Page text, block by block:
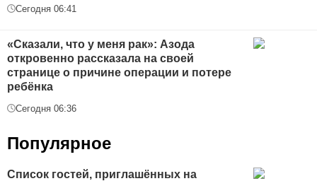
Сегодня 06:41
«Сказали, что у меня рак»: Азода
откровенно рассказала на своей
странице о причине операции и потере
ребёнка
Сегодня 06:36
Популярное
Список гостей, приглашённых на